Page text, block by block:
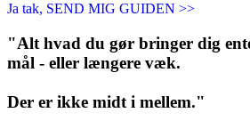
Ja tak, SEND MIG GUIDEN >>
"Alt hvad du gør bringer dig
mål - eller længere væk.
Der er ikke midt i mellem."